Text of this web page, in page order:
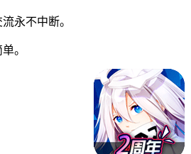
永不中断。
。